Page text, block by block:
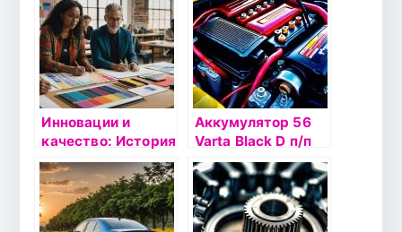
Автодин в Москве
промышленности:
как KAMAZ
внедряет
инновации
Инновации и
качество: История
и развитие Arena
Label
Аккумулятор 56
Varta Black D п/п
C15 (556 401)